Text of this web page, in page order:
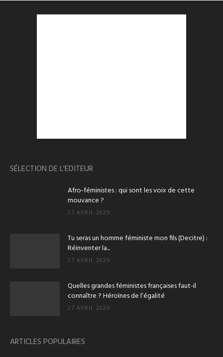
SÉLECTION DE L'EDITEUR
Afro-féministes : qui sont les voix de cette
mouvance ?
27 AVRIL 2025
Tu seras un homme féministe mon fils (Decitre) :
Réinventer la...
27 AVRIL 2025
Quelles grandes féministes françaises faut-il
connaître ? Héroïnes de l’égalité
27 AVRIL 2025
ARTICLES POPULAIRES